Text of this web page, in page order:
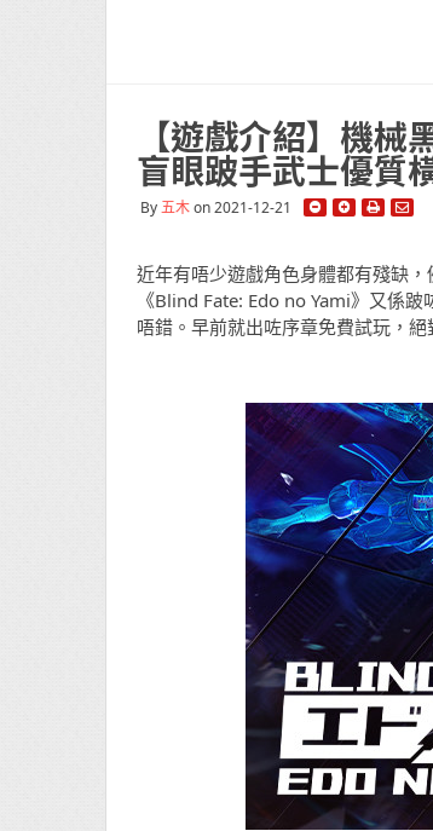
【遊戲介紹】機
盲眼跛手武士優質
By五木on 2021-12-21
近年有唔少遊戲角色身體都有殘缺
《Blind Fate: Edo no Yami》又係
唔錯。早前就出咗序章免費試玩，絕